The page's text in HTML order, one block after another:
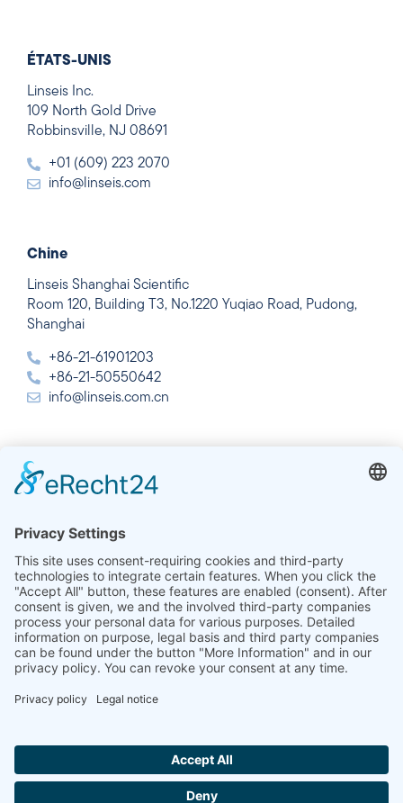
ÉTATS-UNIS
Linseis Inc.
109 North Gold Drive
Robbinsville, NJ 08691
+01 (609) 223 2070
info@linseis.com
Chine
Linseis Shanghai Scientific
Room 120, Building T3, No.1220 Yuqiao Road, Pudong,
Shanghai
+86-21-61901203
+86-21-50550642
info@linseis.com.cn
Inde
Linseis Thermal Analysis India Pvt Ltd.
Sector 23, Dwarka, 110077 New Delhi
+91-11-42883851
sales@linseis.in
MENTIONSPROTECTION
Hallo ich bin LINAI! Wie kann ich dir